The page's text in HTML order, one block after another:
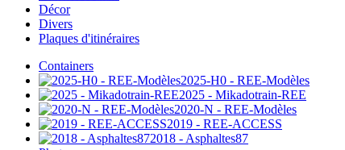
Décor
Divers
Plaques d'itinéraires
Containers
2025-H0 - REE-Modèles
2025 - Mikadotrain-REE
2020-N - REE-Modèles
2019 - REE-ACCESS
2018 - Asphaltes87